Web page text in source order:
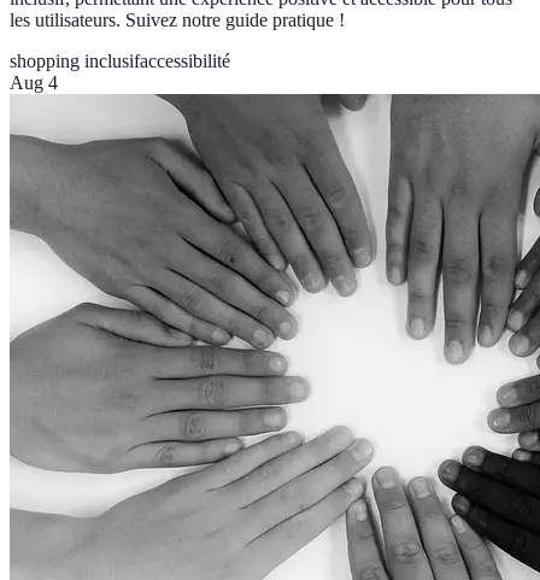
les utilisateurs. Suivez notre guide pratique !
shopping inclusifaccessibilité
Aug 4